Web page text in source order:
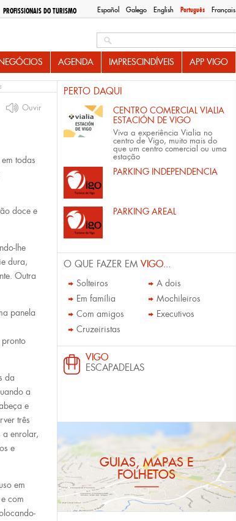
Español Galego English Português Français
PROFISSIONAIS DO TURISMO
AGENDA IMPRESCINDÍVEIS APP VIGO
Ouvir
todas
doce e
lhe
dura,
Outra
panela
pronto
da
a
e
três
a enrolar,
e
em
com
PERTO DAQUI
CENTRO COMERCIAL VIALIA
ESTACIÓN DE VIGO
Viva a experiência Vialia no
centro de Vigo, muito mais do
que um centro comercial ou uma
estação
PARKING INDEPENDENCIA
PARKING AREAL
O QUE FAZER EM VIGO...
Solteiros
A dois
Em família
Mochileiros
Com amigos
Executivos
Cruzeiristas
VIGO
ESCAPADELAS
GUIAS, MAPAS E
FOLHETOS